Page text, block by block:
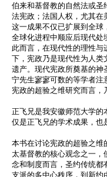
伯来和基督教的自然法或圣
法宪政；法国人权， 尤其在
这一成果不仅已扩展到全球
全球化进程中顺应后现代处
此而言， 在现代性的理性与
下， 宪政乃是现代性为人类
遗产。现代宪政所奠基的神
宁先生寥寥可数的等学者注
宪政的超验之维研究而言，
正飞兄是我安徽师范大学的
仅是正飞兄的学术成果，也
本书在讨论宪政的超验之维
太基督教的核心观念之一，
念和制度而言， 圣约传统都
支派的多中心秩序， 到新约